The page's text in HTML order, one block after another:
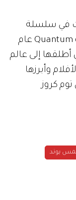
في سلسلة
Quantum عام
أطلقها إلى عالم
وأبرزها
توم كروز
بوند